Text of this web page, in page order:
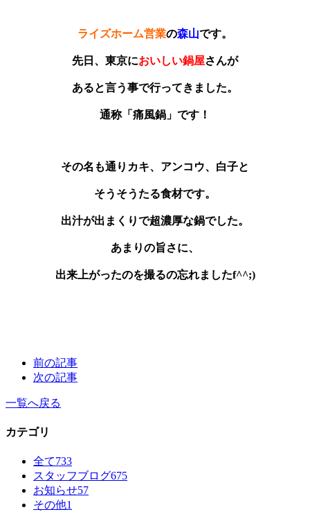
ライズホーム営業の森山です。
先日、東京においしい鍋屋さんが
あると言う事で行ってきました。
通称「痛風鍋」です！
その名も通りカキ、アンコウ、白子と
そうそうたる食材です。
出汁が出まくりで超濃厚な鍋でした。
あまりの旨さに、
出来上がったのを撮るの忘れましたf^^;)
前の記事
次の記事
一覧へ戻る
カテゴリ
全て733
スタッフブログ675
お知らせ57
その他1